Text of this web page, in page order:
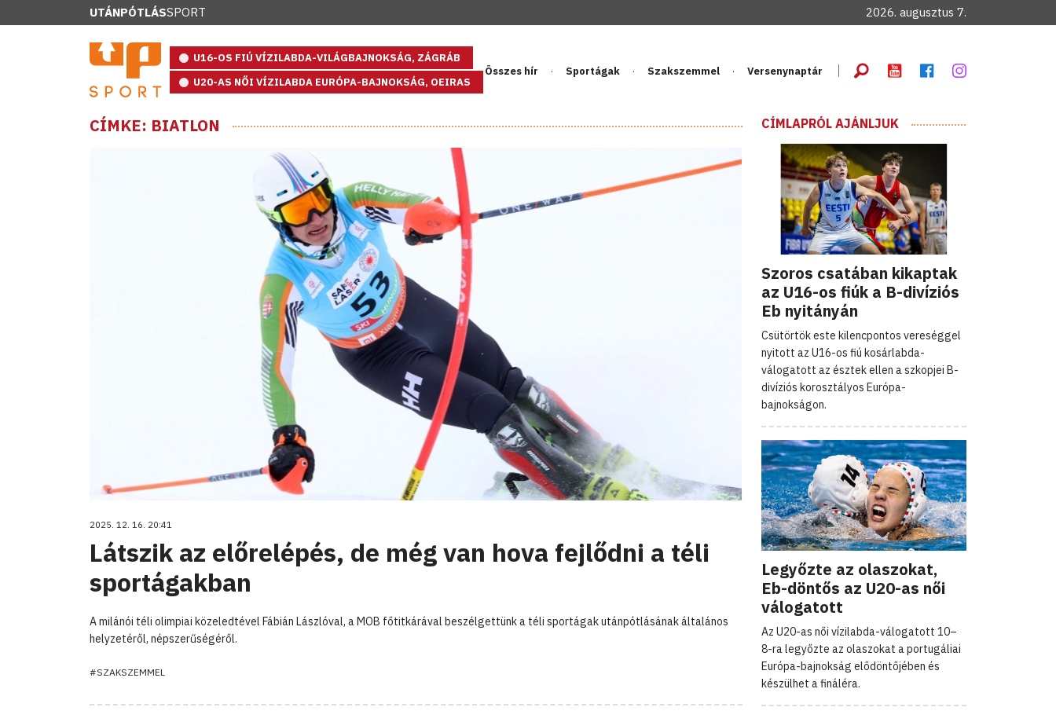
UTÁNPÓTLÁSSPORT 2026. augusztus 7.
U16-OS FIÚ VÍZILABDA-VILÁGBAJNOKSÁG, ZÁGRÁB
U20-AS NŐI VÍZILABDA EURÓPA-BAJNOKSÁG, OEIRAS
Összes hír Sportágak Szakszemmel Versenynaptár
CÍMKE: BIATLON
2025. 12. 16. 20:41
Látszik az előrelépés, de még van hova fejlődni a téli
sportágakban
A milánói téli olimpiai közeledtével Fábián Lászlóval, a MOB főtitkárával beszélgettünk a téli sportágak utánpótlásának általános
helyzetéről, népszerűségéről.
#SZAKSZEMMEL
CÍMLAPRÓL AJÁNLJUK
Szoros csatában kikaptak
az U16-os fiúk a B-divíziós
Eb nyitányán
Csütörtök este kilencpontos vereséggel
nyitott az U16-os fiú kosárlabda-
válogatott az észtek ellen a szkopjei B-
divíziós korosztályos Európa-
bajnokságon.
Legyőzte az olaszokat,
Eb-döntős az U20-as női
válogatott
Az U20-as női vízilabda-válogatott 10–
8-ra legyőzte az olaszokat a portugáliai
Európa-bajnokság elődöntőjében és
készülhet a fináléra.